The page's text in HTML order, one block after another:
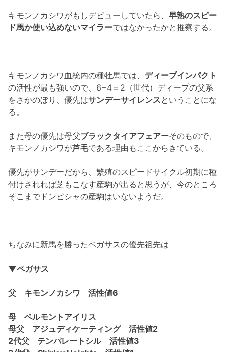
キモンノカシワがもしデビューしていたら、 早熟のスピー
ド馬か使い込めないマイラーではなかったかと推察する。
キモンノカシワ血統内の種牡馬では、 ディープインパクト
の活性が最も強いので、6−4＝2（世代）ディープの父系
をさかのぼり、優先はサンデーサイレンスということにな
る。
また母の優先は母父ブラックタイアフェアーそのもので、
キモンノカシワが芦毛である理由もここからきている。
優先がサンデーだから、繁殖のスピードサイクル初期に種
付けされれば芝もこなす産駒が出ると思うが、今のところ
そこまでドンピシャの産駒はいないようだ。
ちなみに新馬を勝ったペガサスの優先祖先は
▼ペガサス
父 キモンノカシワ 活性値6
母 ベルモントアイリス
母父 アジュディケーティング 活性値2
2代父 テンパレートシル 活性値3